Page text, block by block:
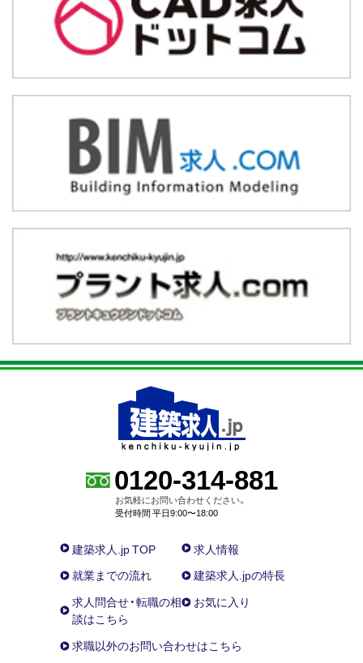
0120-314-881
お気軽にお問い合わせください。
受付時間 平日9:00〜18:00
建築求人.jp TOP
求人情報
就業までの流れ
建築求人.jpの特長
求人問合せ・転職の相
談はこちら
お気に入り
求職以外のお問い合わせはこちら